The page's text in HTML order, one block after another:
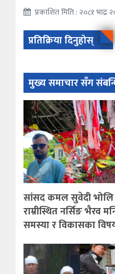
प्रकाशित मिति : २०८१ भाद्र
प्रतिक्रिया दिनुहोस्
मुख्य समाचार सँग
सांसद कमल सुवेदी
राम्रीस्थित नर्सिङ भैरव
समस्या र विकासका